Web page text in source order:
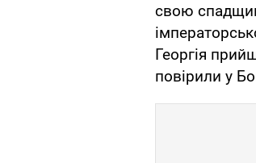
свою
Георгія
повірили у